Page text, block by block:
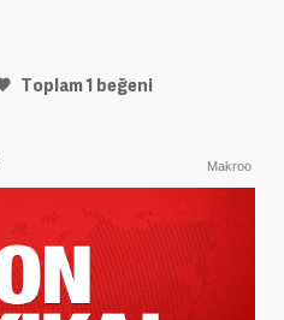
Toplam1 beğeni
Makroo